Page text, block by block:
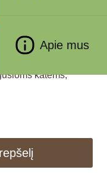
Apie mus
ryžiais,
katėms,